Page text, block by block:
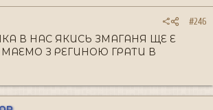
#246
В НАС ЯКИСЬ ЗМАГАНЯ ЩЕ Е
З РЕГИНОЮ ГРАТИ В